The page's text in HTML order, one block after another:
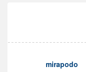
mirapodo